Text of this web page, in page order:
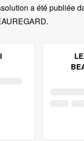
a été publiée
.